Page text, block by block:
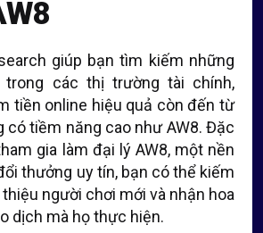
giúp bạn tìm kiếm những
các thị trường tài chính,
tiền online hiệu quả còn đến từ
có tiềm năng cao như AW8. Đặc
gia làm đại lý AW8, một nền
thưởng uy tín, bạn có thể kiếm
người chơi mới và nhận hoa
dịch mà họ thực hiện.